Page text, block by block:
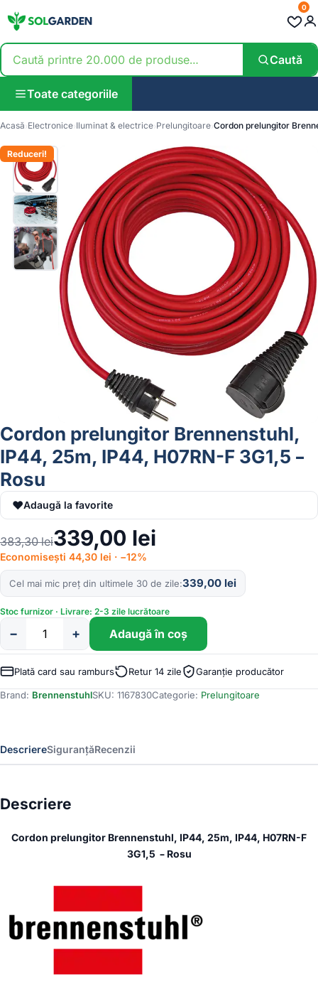
Caută
0
Toate categoriile
Acasă Electronice Iluminat & electrice Prelungitoare Cordon prelungitor
Reduceri!
Cordon prelungitor Brennenstuhl,
IP44, 25m, IP44, H07RN-F 3G1,5 –
Rosu
♥Adaugă la favorite
383,30lei339,00 lei
Economisești 44,30 lei · −12%
Cel mai mic preț din ultimele 30 de zile 339,00 lei
Stoc furnizor · Livrare: 2-3 zile lucrătoare
Cantitate
Cordon
prelungitor
IP44,
F
3G1,5
Rosu
− + Adaugă în coș
Plată card sau ramburs Retur 14 zile Garanție producător
Brand: BrennenstuhlSKU: 1167830Categorie: Prelungitoare
DescriereSiguranțăRecenzii
Descriere
Cordon prelungitor Brennenstuhl, IP44, 25m, IP44, H07RN-F
3G1,5 – Rosu